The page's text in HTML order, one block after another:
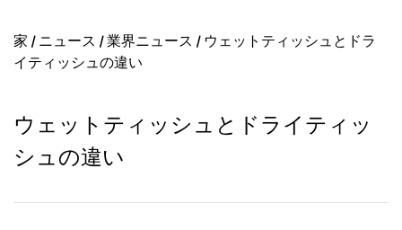
家 /ニュース /業界ニュース / ウェットティッシュとドラ
イティッシュの違い
ウェットティッシュとドライティッ
シュの違い